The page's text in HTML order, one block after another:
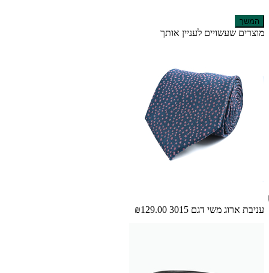
המשך
מוצרים שעשויים לעניין אותך
עניבת ארוג משי דגם 3015 ₪129.00